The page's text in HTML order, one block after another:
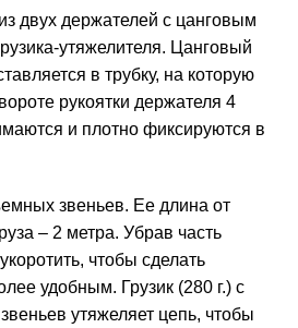
двух держателей с цанговым
утяжелителя. Цанговый
в трубку, на которую
рукоятки держателя 4
и плотно фиксируются в
звеньев. Ее длина от
– 2 метра. Убрав часть
чтобы сделать
удобным. Грузик (280 г.) с
утяжеляет цепь, чтобы